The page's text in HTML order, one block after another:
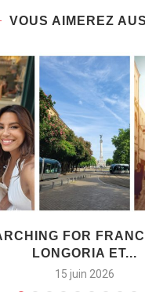
VOUS AIMEREZ
FOR
LONGORIA ET...
15 juin 2026